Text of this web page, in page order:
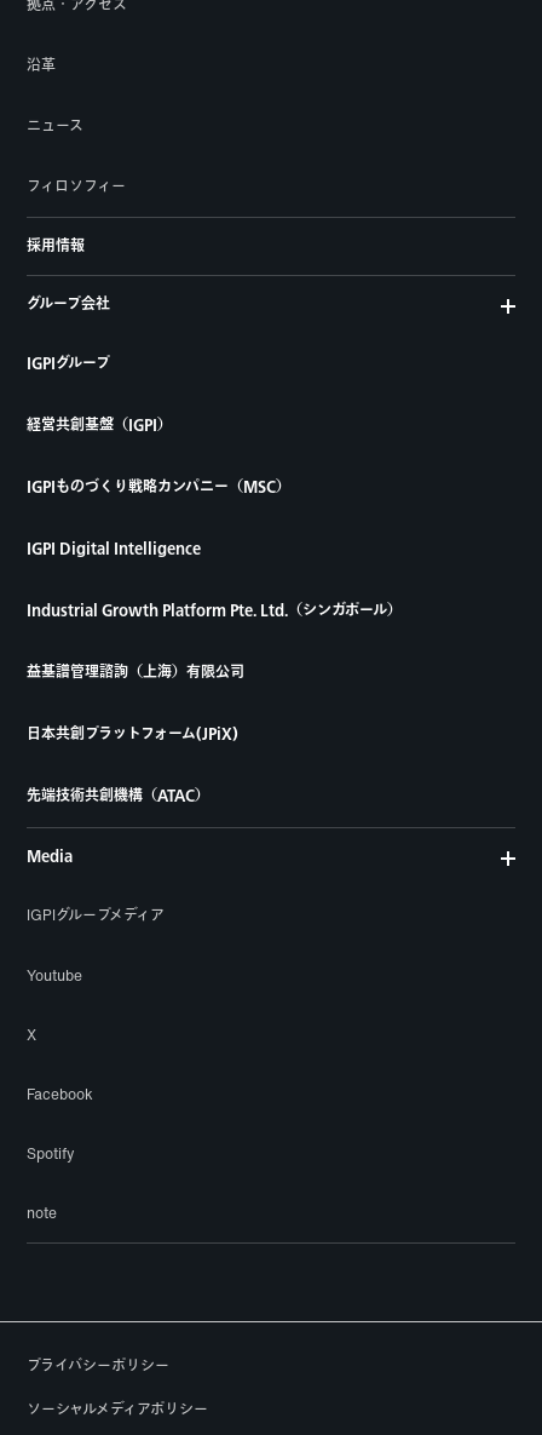
Media
IGPIグループメディア
Youtube
X
Facebook
Spotify
note
拠点・アクセス
沿革
ニュース
フィロソフィー
採用情報
グループ会社
IGPIグループ
経営共創基盤（IGPI）
IGPIものづくり戦略カンパニー（MSC）
IGPI Digital Intelligence
Industrial Growth Platform Pte. Ltd.（シンガポール）
益基譜管理諮詢（上海）有限公司
日本共創プラットフォーム(JPiX)
先端技術共創機構（ATAC）
プライバシーポリシー
ソーシャルメディアポリシー